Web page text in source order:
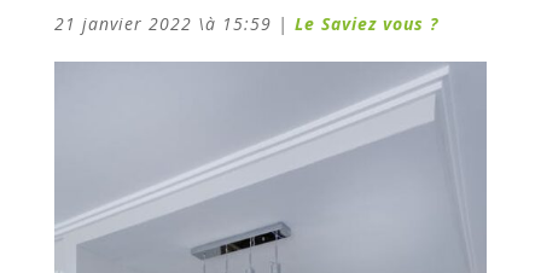
21 janvier 2022 \à 15:59 | Le Saviez vous ?